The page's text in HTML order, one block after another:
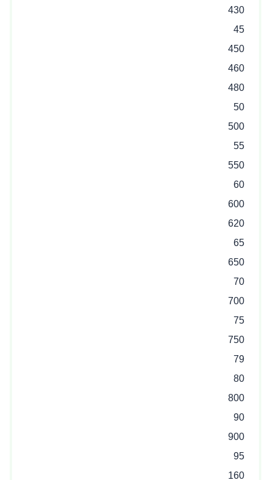
430
45
450
460
480
50
500
55
550
60
600
620
65
650
70
700
75
750
79
80
800
90
900
95
160